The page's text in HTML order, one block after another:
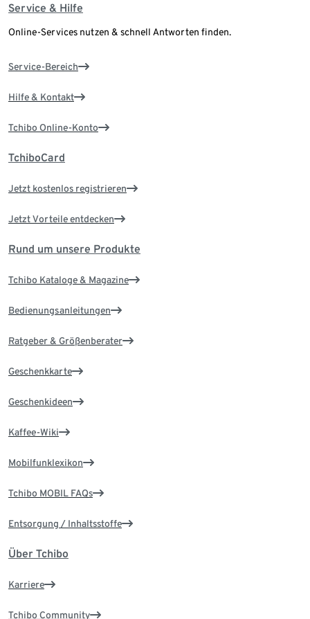
Service & Hilfe
Online-Services nutzen & schnell Antworten finden.
Service-Bereich
Hilfe & Kontakt
Tchibo Online-Konto
TchiboCard
Jetzt kostenlos registrieren
Jetzt Vorteile entdecken
Rund um unsere Produkte
Tchibo Kataloge & Magazine
Bedienungsanleitungen
Ratgeber & Größenberater
Geschenkkarte
Geschenkideen
Kaffee-Wiki
Mobilfunklexikon
Tchibo MOBIL FAQs
Entsorgung / Inhaltsstoffe
Über Tchibo
Karriere
Tchibo Community